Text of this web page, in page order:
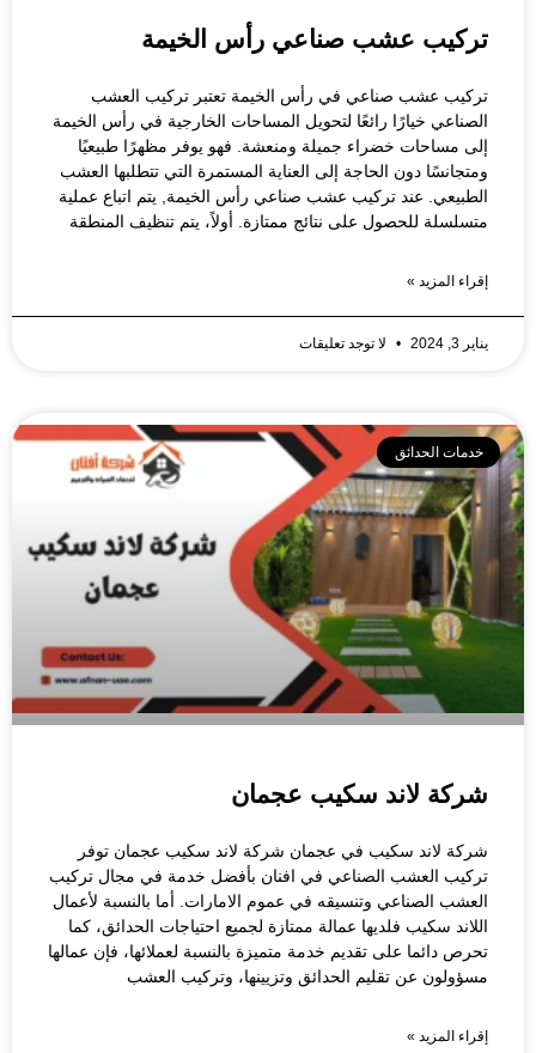
تركيب عشب صناعي رأس الخيمة
تركيب عشب صناعي في رأس الخيمة تعتبر تركيب العشب
الصناعي خيارًا رائعًا لتحويل المساحات الخارجية في رأس الخيمة
إلى مساحات خضراء جميلة ومنعشة. فهو يوفر مظهرًا طبيعيًا
ومتجانسًا دون الحاجة إلى العناية المستمرة التي تتطلبها العشب
الطبيعي. عند تركيب عشب صناعي رأس الخيمة, يتم اتباع عملية
متسلسلة للحصول على نتائج ممتازة. أولاً، يتم تنظيف المنطقة
إقراء المزيد »
يناير 3, 2024 لا توجد تعليقات
خدمات الحدائق
شركة لاند سكيب عجمان
شركة لاند سكيب في عجمان شركة لاند سكيب عجمان توفر
تركيب العشب الصناعي في افنان بأفضل خدمة في مجال تركيب
العشب الصناعي وتنسيقه في عموم الامارات. أما بالنسبة لأعمال
اللاند سكيب فلديها عمالة ممتازة لجميع احتياجات الحدائق، كما
تحرص دائما على تقديم خدمة متميزة بالنسبة لعملائها، فإن عمالها
مسؤولون عن تقليم الحدائق وتزيينها، وتركيب العشب
إقراء المزيد »